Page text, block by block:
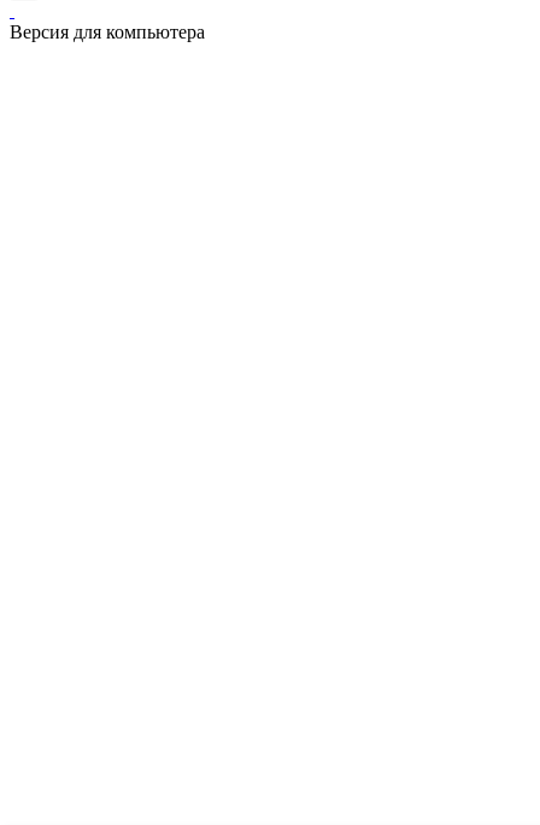
Версия для компьютера